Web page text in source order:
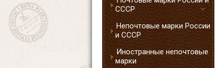
СССР
Непочтовые марки России
и СССР
Иностранные непочтовые
марки